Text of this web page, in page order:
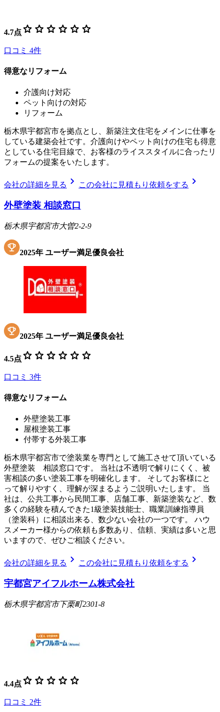
4.7点 star star star star star star
口コミ 4件
得意なリフォーム
介護向け対応
ペット向けの対応
リフォーム
栃木県宇都宮市を拠点とし、新築注文住宅をメインに仕事を
している建築会社です。介護向けやペット向けの住宅も得意
としている住宅目線で、お客様のライススタイルに合ったリ
フォームの提案をいたします。
会社の詳細を見る chevron_right この会社に見積もり依頼をする chevron_right
外壁塗装 相談窓口
栃木県宇都宮市大曽2-2-9
2025年 ユーザー満足優良会社
2025年 ユーザー満足優良会社
4.5点 star star star star star star
口コミ 3件
得意なリフォーム
外壁塗装工事
屋根塗装工事
付帯する外装工事
栃木県宇都宮市で塗装業を専門として施工させて頂いている
外壁塗装 相談窓口です。 当社は不透明で解りにくく、被
害相談の多い塗装工事を明確化します。 そしてお客様にと
って解りやすく、理解が深まるようご説明いたします。 当
社は、公共工事から民間工事、店舗工事、新築塗装など、数
多くの経験を積んできた1級塗装技能士、職業訓練指導員
（塗装科）に相談出来る、数少ない会社の一つです。 ハウ
スメーカー様からの依頼も多数あり、信頼、実績は多いと思
いますので、ぜひご相談ください。
会社の詳細を見る chevron_right この会社に見積もり依頼をする chevron_right
宇都宮アイフルホーム株式会社
栃木県宇都宮市下栗町2301-8
4.4点 star star star star star
口コミ 2件